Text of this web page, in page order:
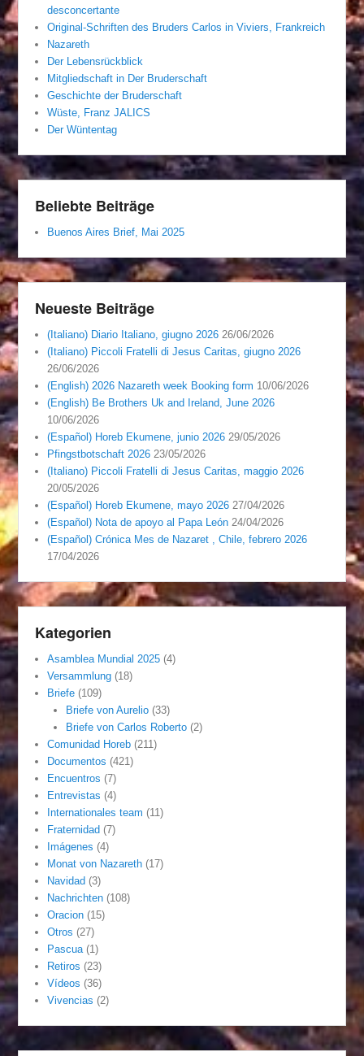
desconcertante
Original-Schriften des Bruders Carlos in Viviers, Frankreich
Nazareth
Der Lebensrückblick
Mitgliedschaft in Der Bruderschaft
Geschichte der Bruderschaft
Wüste, Franz JALICS
Der Wüntentag
Beliebte Beiträge
Buenos Aires Brief, Mai 2025
Neueste Beiträge
(Italiano) Diario Italiano, giugno 2026 26/06/2026
(Italiano) Piccoli Fratelli di Jesus Caritas, giugno 2026
26/06/2026
(English) 2026 Nazareth week Booking form 10/06/2026
(English) Be Brothers Uk and Ireland, June 2026
10/06/2026
(Español) Horeb Ekumene, junio 2026 29/05/2026
Pfingstbotschaft 2026 23/05/2026
(Italiano) Piccoli Fratelli di Jesus Caritas, maggio 2026
20/05/2026
(Español) Horeb Ekumene, mayo 2026 27/04/2026
(Español) Nota de apoyo al Papa León 24/04/2026
(Español) Crónica Mes de Nazaret , Chile, febrero 2026
17/04/2026
Kategorien
Asamblea Mundial 2025 (4)
Versammlung (18)
Briefe (109)
Briefe von Aurelio(33)
Briefe von Carlos Roberto(2)
Comunidad Horeb (211)
Documentos (421)
Encuentros (7)
Entrevistas (4)
Internationales team (11)
Fraternidad (7)
Imágenes (4)
Monat von Nazareth (17)
Navidad (3)
Nachrichten (108)
Oracion (15)
Otros (27)
Pascua (1)
Retiros (23)
Vídeos (36)
Vivencias (2)